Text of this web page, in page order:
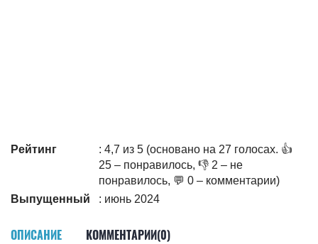
Рейтинг
: 4,7 из 5 (основано на 27 голосах. 👍
25 – понравилось, 👎 2 – не
понравилось, 💬 0 – комментарии)
Выпущенный
: июнь 2024
ОПИСАНИЕ КОММЕНТАРИИ(0)